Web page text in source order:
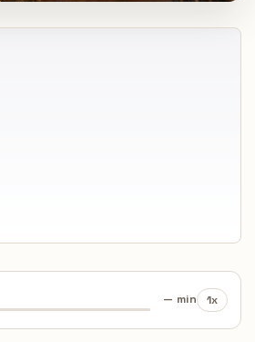
— min 1x